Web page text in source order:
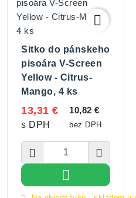

Sitko do pánskeho
pisoára V-Screen
Yellow - Citrus-
Mango, 4 ks
13,31 €
s DPH
10,82 €
bez DPH
 
